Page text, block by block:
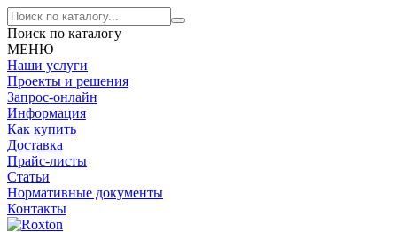
Поиск по каталогу
МЕНЮ
Наши услуги
Проекты и решения
Запрос-онлайн
Информация
Как купить
Доставка
Прайс-листы
Статьи
Нормативные документы
Контакты